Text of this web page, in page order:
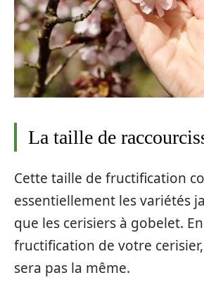
La taille de
Cette taille de fructification
essentiellement les variétés
que les cerisiers à gobelet.
fructification de votre
sera pas la même.